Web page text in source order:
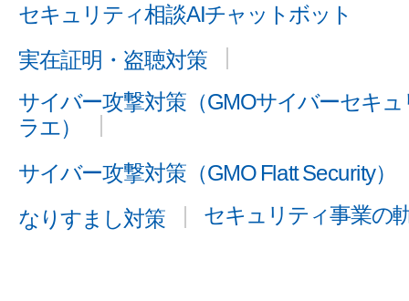
セキュリティ相談AIチャットボット
実在証明・盗聴対策
サイバー攻撃対策（GMOサイバーセキ
ラエ）
サイバー攻撃対策（GMO Flatt Security）
なりすまし対策
セキュリティ事業の